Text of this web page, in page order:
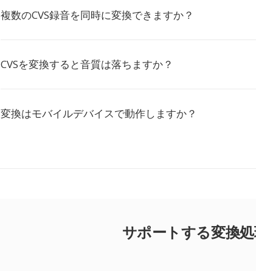
複数のCVS録音を同時に変換できますか？
CVSを変換すると音質は落ちますか？
変換はモバイルデバイスで動作しますか？
サポートする変換